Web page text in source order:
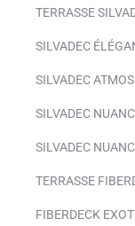
TERRASSE
SILVADEC
SILVADEC
SILVADEC
SILVADEC
TERRASSE
FIBERDECK